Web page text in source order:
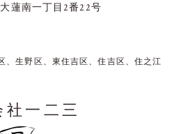
蓮南一丁目2番22号
、生野区、東住吉区、住吉区、住之江
社一二三